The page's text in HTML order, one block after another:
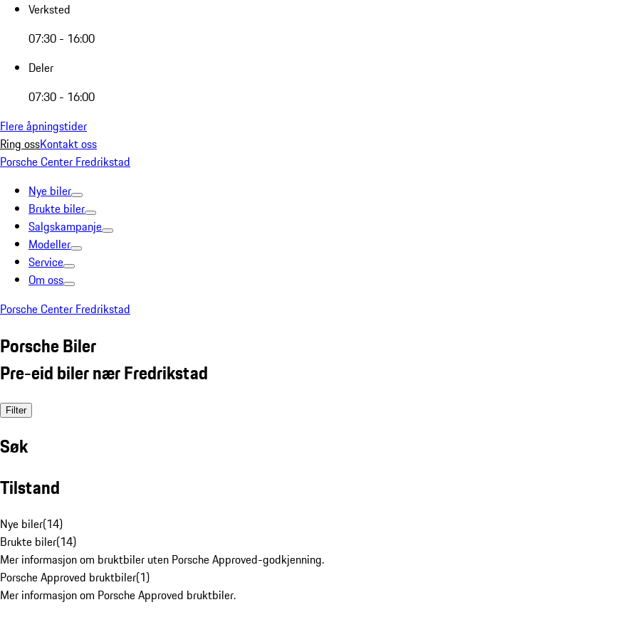
Verksted
07:30 - 16:00
Deler
07:30 - 16:00
Flere åpningstider
Ring ossKontakt oss
Porsche Center Fredrikstad
Nye biler
Brukte biler
Salgskampanje
Modeller
Service
Om oss
Porsche Center Fredrikstad
Porsche Biler
Pre-eid biler nær Fredrikstad
Filter
Søk
Tilstand
Nye biler(14)
Brukte biler(14)
Mer informasjon om bruktbiler uten Porsche Approved-godkjenning.
Porsche Approved bruktbiler(1)
Mer informasjon om Porsche Approved bruktbiler.